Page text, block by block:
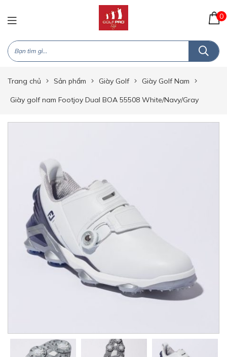
0
Trang chủ Sản phẩm Giày Golf Giày Golf Nam
Giày golf nam Footjoy Dual BOA 55508 White/Navy/Gray